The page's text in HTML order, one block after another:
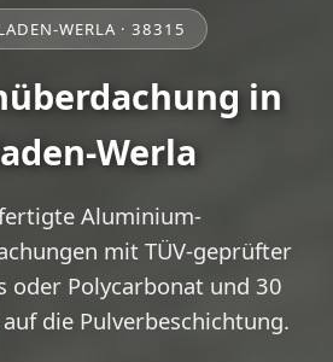
WERLA · 38315
in
Werla
Aluminium-
mit TÜV-geprüfter
oder Polycarbonat und 30
die Pulverbeschichtung.